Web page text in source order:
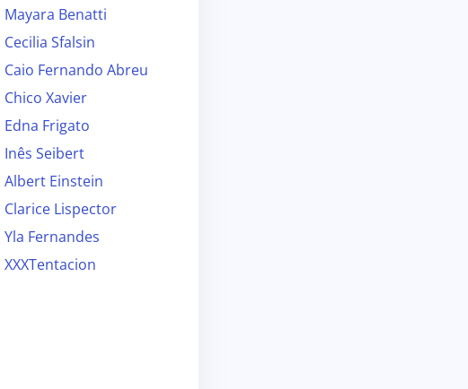
Mayara Benatti
Cecilia Sfalsin
Caio Fernando Abreu
Chico Xavier
Edna Frigato
Inês Seibert
Albert Einstein
Clarice Lispector
Yla Fernandes
XXXTentacion